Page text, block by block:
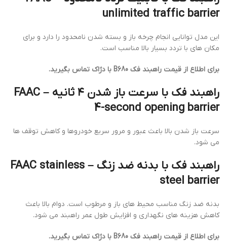
unlimited traffic barrier
این مدل توانایی انجام چرخه باز و بسته شدن نامحدود را دارد و برای
مکان های با تردد بسیار بالا مناسب است.
برای اطلاع از قیمت راهبند فک B680 با دژاک تماس بگیرید.
راهبند فک با سرعت باز شدن ۴ ثانیه – FAAC
4-second opening barrier
سرعت باز شدن بالا باعث عبور و مرور سریع خودروها و کاهش توقف ها
می شود.
راهبند فک با بدنه ضد زنگ – FAAC stainless
steel barrier
بدنه ضد زنگ مناسب محیط های باز و مرطوب است. دوام بالا باعث
کاهش هزینه های نگهداری و افزایش طول عمر راهبند می شود.
برای اطلاع از قیمت راهبند فک B680 با دژاک تماس بگیرید.